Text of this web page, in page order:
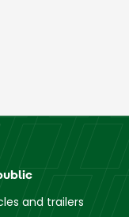
and trailers